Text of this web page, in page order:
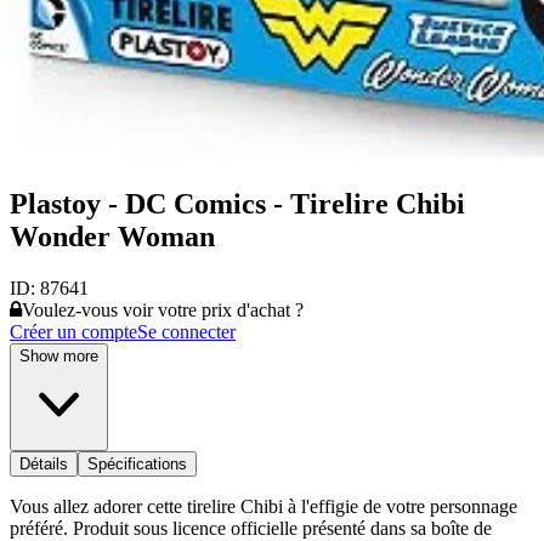
Plastoy - DC Comics - Tirelire Chibi
Wonder Woman
ID: 87641
Voulez-vous voir votre prix d'achat ?
Créer un compteSe connecter
Show more
Détails Spécifications
Vous allez adorer cette tirelire Chibi à l'effigie de votre personnage
préféré. Produit sous licence officielle présenté dans sa boîte de